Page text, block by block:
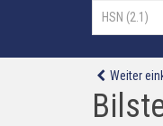
Weiter